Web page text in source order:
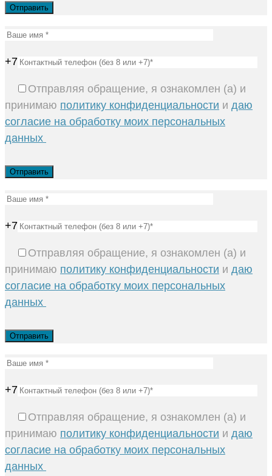
+7
Отправляя обращение, я ознакомлен (а) и
принимаю политику конфиденциальности и даю
согласие на обработку моих персональных
данных
+7
Отправляя обращение, я ознакомлен (а) и
принимаю политику конфиденциальности и даю
согласие на обработку моих персональных
данных
+7
Отправляя обращение, я ознакомлен (а) и
принимаю политику конфиденциальности и даю
согласие на обработку моих персональных
данных